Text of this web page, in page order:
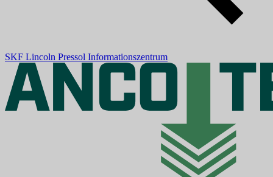
SKF Lincoln Pressol Informationszentrum